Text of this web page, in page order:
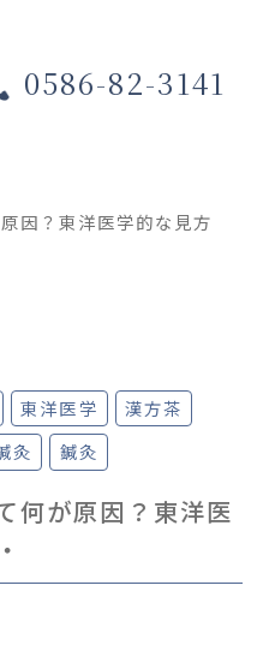
0586-82-3141
因？東洋医学的な見方
東洋医学
漢方茶
灸 鍼灸
何が原因？東洋医